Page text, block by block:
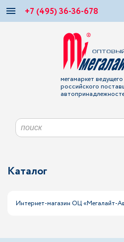
+7 (495) 36-36-678
мегамаркет ведущего
российского
Каталог
Интернет-магазин ОЦ «Мегалайт-